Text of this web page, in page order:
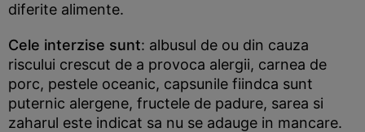
diferite alimente.
Cele interzise sunt: albusul de ou din cauza
riscului crescut de a provoca alergii, carnea de
porc, pestele oceanic, capsunile fiindca sunt
puternic alergene, fructele de padure, sarea si
zaharul este indicat sa nu se adauge in mancare.